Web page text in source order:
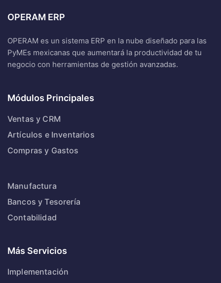
OPERAM ERP
OPERAM es un sistema ERP en la nube diseñado para las
PyMEs mexicanas que aumentará la productividad de tu
negocio con herramientas de gestión avanzadas.
Módulos Principales
Ventas y CRM
Artículos e Inventarios
Compras y Gastos
Manufactura
Bancos y Tesorería
Contabilidad
Más Servicios
Implementación